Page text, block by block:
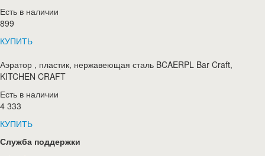
Есть в наличии
899
КУПИТЬ
Аэратор , пластик, нержавеющая сталь BCAERPL Bar Craft,
KITCHEN CRAFT
Есть в наличии
4 333
КУПИТЬ
Служба поддержки